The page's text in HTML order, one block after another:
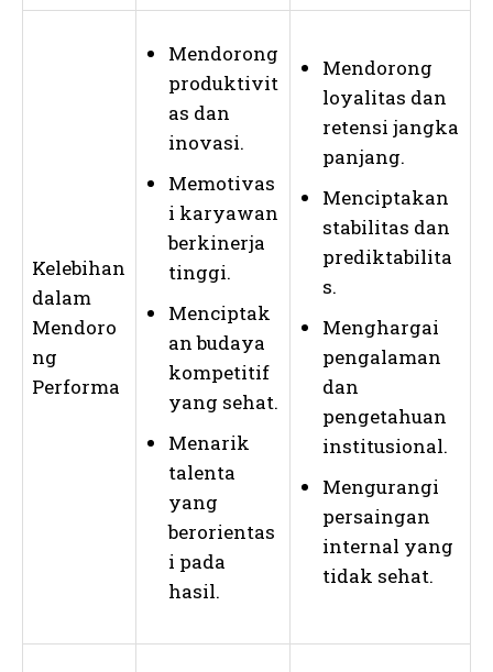
Kelebihan
dalam
Mendoro
ng
Performa
Mendorong
produktivit
as dan
inovasi.
Memotivas
i karyawan
berkinerja
tinggi.
Menciptak
an budaya
kompetitif
yang sehat.
Menarik
talenta
yang
berorientas
i pada
hasil.
Mendorong
loyalitas dan
retensi jangka
panjang.
Menciptakan
stabilitas dan
prediktabilita
s.
Menghargai
pengalaman
dan
pengetahuan
institusional.
Mengurangi
persaingan
internal yang
tidak sehat.